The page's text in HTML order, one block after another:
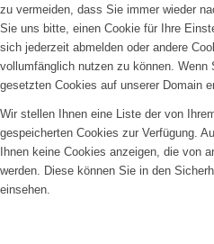
zu vermeiden, dass Sie immer wieder
Sie uns bitte, einen Cookie für Ihre
sich jederzeit abmelden oder andere
vollumfänglich nutzen zu können. Wenn
gesetzten Cookies auf unserer Domain
Wir stellen Ihnen eine Liste der von
gespeicherten Cookies zur Verfügung.
Ihnen keine Cookies anzeigen, die von
werden. Diese können Sie in den
einsehen.